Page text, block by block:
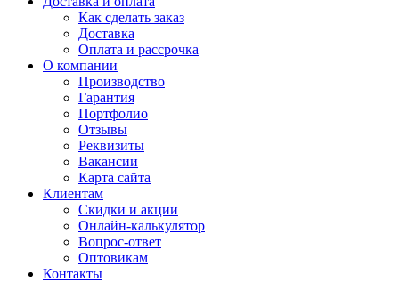
Как сделать заказ
Доставка
Оплата и рассрочка
О компании
Производство
Гарантия
Портфолио
Отзывы
Реквизиты
Вакансии
Карта сайта
Клиентам
Скидки и акции
Онлайн-калькулятор
Вопрос-ответ
Оптовикам
Контакты